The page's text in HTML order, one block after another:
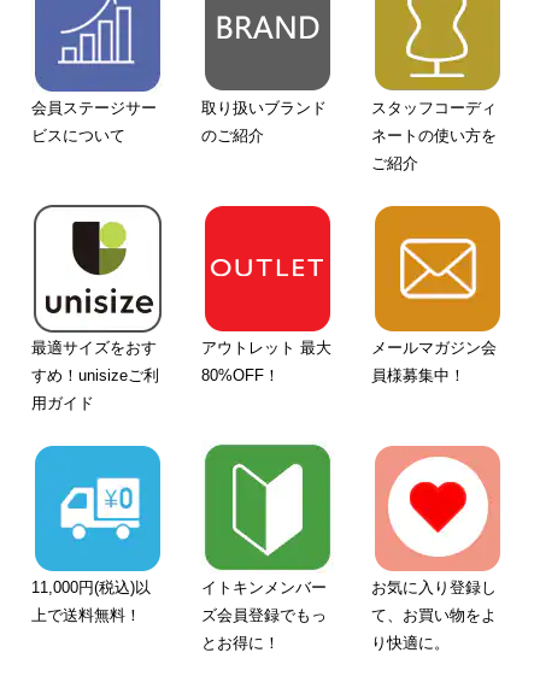
会員ステージサー
ビスについて
取り扱いブランド
のご紹介
スタッフコーディ
ネートの使い方を
ご紹介
最適サイズをおす
すめ！unisizeご利
用ガイド
アウトレット 最大
80%OFF！
メールマガジン会
員様募集中！
11,000円(税込)以
上で送料無料！
イトキンメンバー
ズ会員登録でもっ
とお得に！
お気に入り登録し
て、お買い物をよ
り快適に。